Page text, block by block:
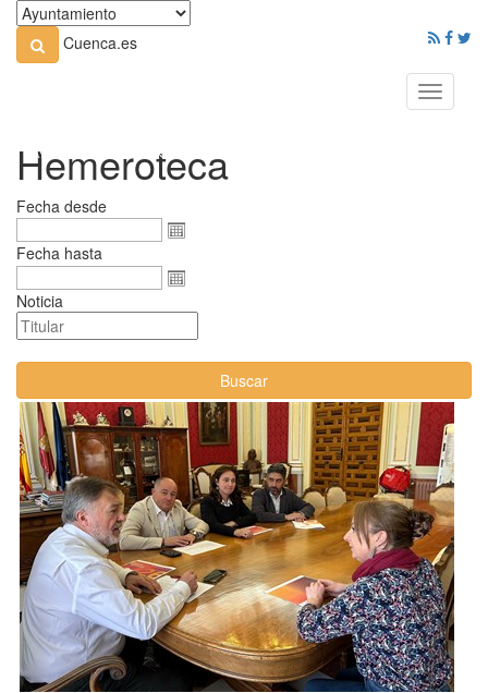
Cuenca.es
Toggle
Hemeroteca
Fecha desde
Fecha hasta
Noticia
Buscar